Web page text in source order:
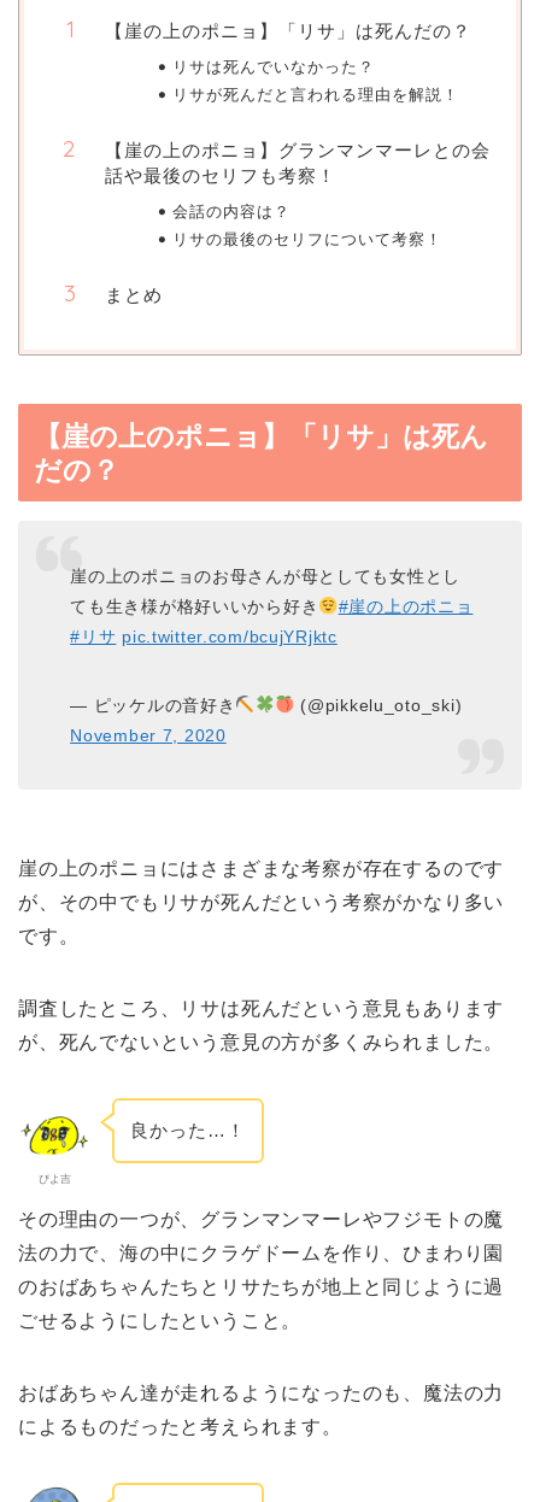
【崖の上のポニョ】「リサ」は死んだの？
リサは死んでいなかった？
リサが死んだと言われる理由を解説！
【崖の上のポニョ】グランマンマーレとの会
話や最後のセリフも考察！
会話の内容は？
リサの最後のセリフについて考察！
まとめ
【崖の上のポニョ】「リサ」は死ん
だの？
崖の上のポニョのお母さんが母としても女性とし
ても生き様が格好いいから好き
#崖の上のポニョ
#リサ pic.twitter.com/bcujYRjktc
— ピッケルの音好き
(@pikkelu_oto_ski)
November 7, 2020
崖の上のポニョにはさまざまな考察が存在するのです
が、その中でもリサが死んだという考察がかなり多い
です。
調査したところ、リサは死んだという意見もあります
が、死んでないという意見の方が多くみられました。
ぴよ吉
良かった…！
その理由の一つが、グランマンマーレやフジモトの魔
法の力で、海の中にクラゲドームを作り、ひまわり園
のおばあちゃんたちとリサたちが地上と同じように過
ごせるようにしたということ。
おばあちゃん達が走れるようになったのも、魔法の力
によるものだったと考えられます。